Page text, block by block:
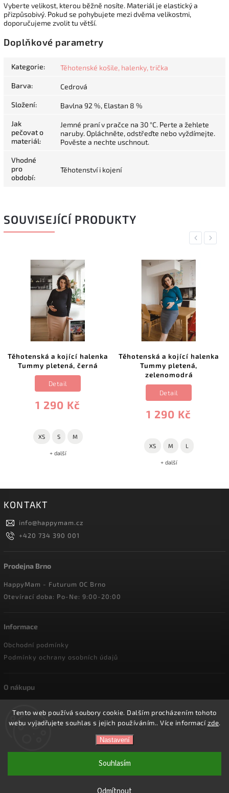
Tento web používá soubory cookie. Dalším procházením tohoto
webu vyjadřujete souhlas s jejich používáním.. Více informacízde.
Nastavení
Souhlasím
Vyberte velikost, kterou běžně nosíte. Materiál je elastický a
přizpůsobivý. Pokud se pohybujete mezi dvěma velikostmi,
doporučujeme zvolit tu větší.
Doplňkové parametry
Kategorie: Těhotenské košile, halenky, trička
Barva: Cedrová
Složení: Bavlna 92 %, Elastan 8 %
Jak
pečovat o
materiál:
Jemné praní v pračce na 30 °C. Perte a žehlete
naruby. Opláchněte, odstřeďte nebo vyždímejte.
Pověste a nechte uschnout.
Vhodné
pro
období:
Těhotenství i kojení
SOUVISEJÍCÍ PRODUKTY
Previous
Těhotenská a kojící halenka
Tummy pletená, černá
1 290 Kč
Detail
XS S M
+ další
Těhotenská a kojící halenka
Tummy pletená,
zelenomodrá
1 290 Kč
Detail
XS M L
+ další
Next
KONTAKT
info@happymam.cz
+420 734 390 001
Prodejna Brno
HappyMam - Futurum OC Brno
Otevírací doba: Po-Ne: 9:00-20:00
Informace
Obchodní podmínky
Podmínky ochrany osobních údajů
O nákupu
Reklamace a vrácení zboží